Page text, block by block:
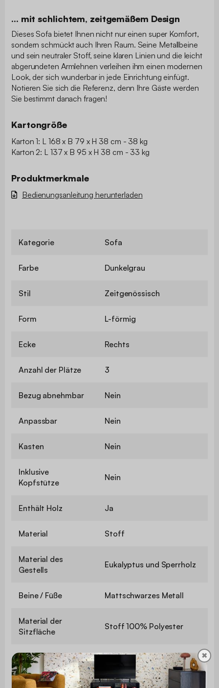
... mit schlichtem, zeitgemäßem Design
Dieses Sofa bietet Ihnen nicht nur einen super Komfort,
sondern schmückt auch Ihren Raum. Seine Metallbeine
und sein neutraler Stoff, seine klaren Linien und die leicht
abgerundeten Armlehnen verleihen ihm einen modernen
Look, der sich wunderbar in jede Einrichtung einfügt.
Notieren Sie sich die Referenz, denn Ihre Gäste werden
Sie bestimmt danach fragen!
Kartongröße
Karton 1: L 168 x B 79 x H 38 cm - 38 kg
Karton 2: L 137 x B 95 x H 38 cm - 33 kg
Produktmerkmale
Bedienungsanleitung herunterladen
Kategorie Sofa
Farbe Dunkelgrau
Stil Zeitgenössisch
Form L-förmig
Ecke Rechts
Anzahl der Plätze 3
Bezug abnehmbar Nein
Anpassbar Nein
Kasten Nein
Inklusive
Kopfstütze
Nein
Enthält Holz Ja
Material Stoff
Material des
Gestells
Eukalyptus und Sperrholz
Beine / Füße Mattschwarzes Metall
Material der
Sitzfläche
Stoff 100% Polyester
Grammatur 330 g/m²
Füllung PU
✖